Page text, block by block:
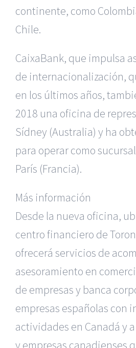
continente, como
Chile.
CaixaBank, que impulsa
de internacionalización,
en los últimos años,
2018 una oficina de
Sídney (Australia) y ha
para operar como
París (Francia).
Más información
Desde la nueva oficina,
centro financiero de
ofrecerá servicios de
asesoramiento en
de empresas y banca
empresas españolas con
actividades en Canadá y
y empresas canadienses